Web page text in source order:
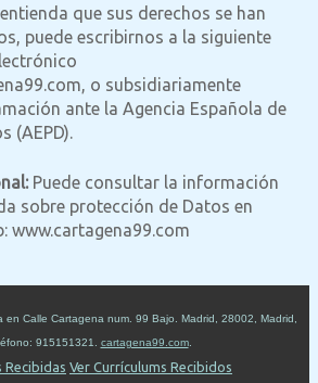
que sus derechos se han
puede escribirnos a la siguiente
o subsidiariamente
ante la Agencia Española de
(AEPD).
Puede consultar la información
sobre protección de Datos en
www.cartagena99.com
en Calle Cartagena num. 99 Bajo Madrid 28002 Madrid
915151321 cartagena99.com.
Recibidas Ver Currículums Recibidos